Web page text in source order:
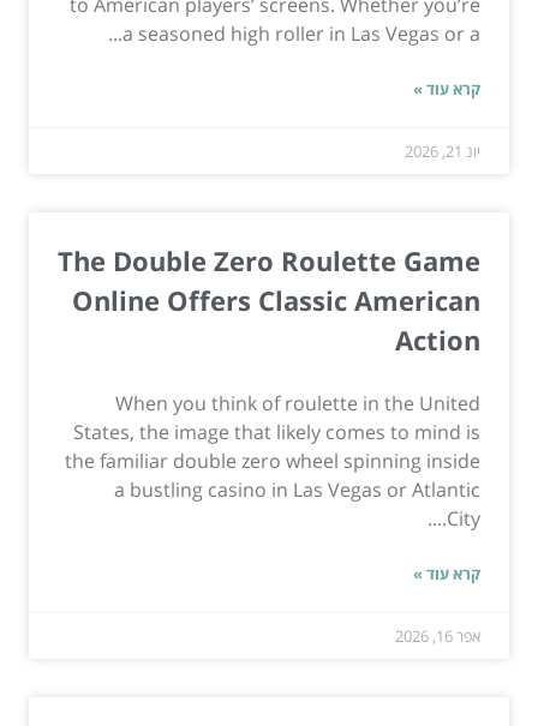
a seasoned high roller in Las Vegas or a...
קרא עוד »
יונ 21, 2026
The Double Zero Roulette Game
Online Offers Classic American
Action
When you think of roulette in the United
States, the image that likely comes to mind is
the familiar double zero wheel spinning inside
a bustling casino in Las Vegas or Atlantic
City....
קרא עוד »
אפר 16, 2026